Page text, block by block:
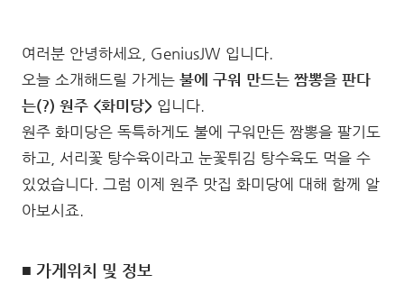
여러분 안녕하세요, GeniusJW 입니다.
오늘 소개해드릴 가게는 불에 구워 만드는 짬뽕을 판다
는(?) 원주 <화미당> 입니다.
원주 화미당은 독특하게도 불에 구워만든 짬뽕을 팔기도
하고, 서리꽃 탕수육이라고 눈꽃튀김 탕수육도 먹을 수
있었습니다. 그럼 이제 원주 맛집 화미당에 대해 함께 알
아보시죠.
■ 가게위치 및 정보